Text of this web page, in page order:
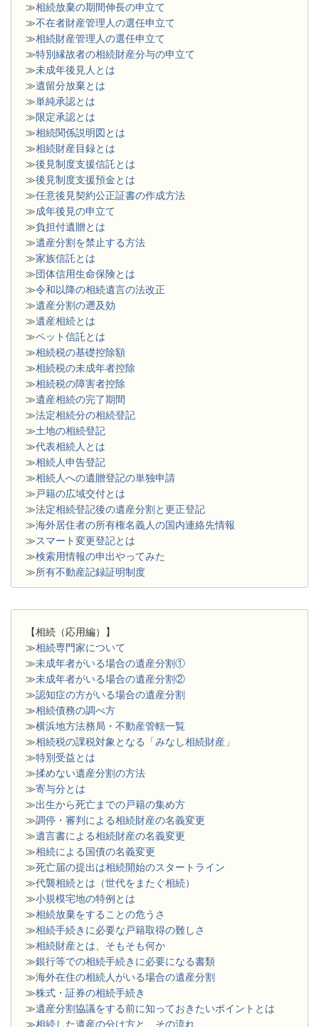
≫相続放棄の期間伸長の申立て
≫不在者財産管理人の選任申立て
≫相続財産管理人の選任申立て
≫特別縁故者の相続財産分与の申立て
≫未成年後見人とは
≫遺留分放棄とは
≫単純承認とは
≫限定承認とは
≫相続関係説明図とは
≫相続財産目録とは
≫後見制度支援信託とは
≫後見制度支援預金とは
≫任意後見契約公正証書の作成方法
≫成年後見の申立て
≫負担付遺贈とは
≫遺産分割を禁止する方法
≫家族信託とは
≫団体信用生命保険とは
≫令和以降の相続遺言の法改正
≫遺産分割の遡及効
≫遺産相続とは
≫ペット信託とは
≫相続税の基礎控除額
≫相続税の未成年者控除
≫相続税の障害者控除
≫遺産相続の完了期間
≫法定相続分の相続登記
≫土地の相続登記
≫代表相続人とは
≫相続人申告登記
≫相続人への遺贈登記の単独申請
≫ 戸籍の広域交付とは
≫法定相続登記後の遺産分割と更正登記
≫海外居住者の所有権名義人の国内連絡先情報
≫スマート変更登記とは
≫検索用情報の申出やってみた
≫所有不動産記録証明制度
【相続（応用編）】
≫相続専門家について
≫未成年者がいる場合の遺産分割①
≫未成年者がいる場合の遺産分割②
≫認知症の方がいる場合の遺産分割
≫相続債務の調べ方
≫横浜地方法務局・不動産管轄一覧
≫相続税の課税対象となる「みなし相続財産」
≫特別受益とは
≫揉めない遺産分割の方法
≫寄与分とは
≫出生から死亡までの戸籍の集め方
≫調停・審判による相続財産の名義変更
≫遺言書による相続財産の名義変更
≫相続による国債の名義変更
≫死亡届の提出は相続開始のスタートライン
≫代襲相続とは（世代をまたぐ相続）
≫小規模宅地の特例とは
≫相続放棄をすることの危うさ
≫相続手続きに必要な戸籍取得の難しさ
≫相続財産とは、そもそも何か
≫銀行等での相続手続きに必要になる書類
​≫海外在住の相続人がいる場合の遺産分割
≫株式・証券の相続手続き
≫遺産分割協議をする前に知っておきたいポイントとは
≫相続した遺産の分け方と、その流れ